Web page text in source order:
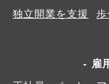
独立開業を支援
歩
雇